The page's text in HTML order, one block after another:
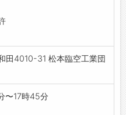
ップする為にも必要な基本
計者は現場も分かる事、組
める業務
田4010-31 松本臨空工業団
〜17時45分